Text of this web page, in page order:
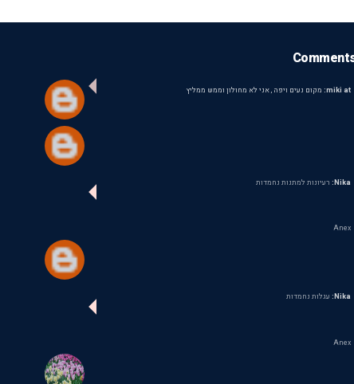
miki at: מקום נעים ויפה , אני לא מחולון וממש ממליץ
Nika: רעיונות למתנות נחמדות
Anex
Nika: עגלות נחמדות
Anex